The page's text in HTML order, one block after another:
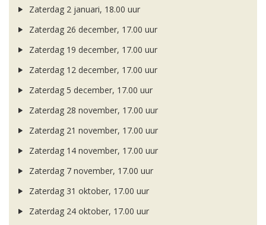
Zaterdag 2 januari, 18.00 uur
Zaterdag 26 december, 17.00 uur
Zaterdag 19 december, 17.00 uur
Zaterdag 12 december, 17.00 uur
Zaterdag 5 december, 17.00 uur
Zaterdag 28 november, 17.00 uur
Zaterdag 21 november, 17.00 uur
Zaterdag 14 november, 17.00 uur
Zaterdag 7 november, 17.00 uur
Zaterdag 31 oktober, 17.00 uur
Zaterdag 24 oktober, 17.00 uur